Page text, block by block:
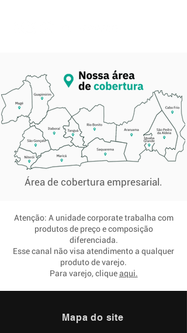
Área de cobertura empresarial.
Atenção: A unidade corporate trabalha com
produtos de preço e composição
diferenciada.
Esse canal não visa atendimento a qualquer
produto de varejo.
Para varejo, cliqueaqui.
Mapa do site